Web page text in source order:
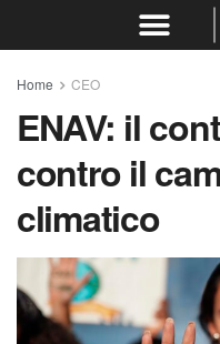
Home CEO
ENAV: il
contro il
climatico